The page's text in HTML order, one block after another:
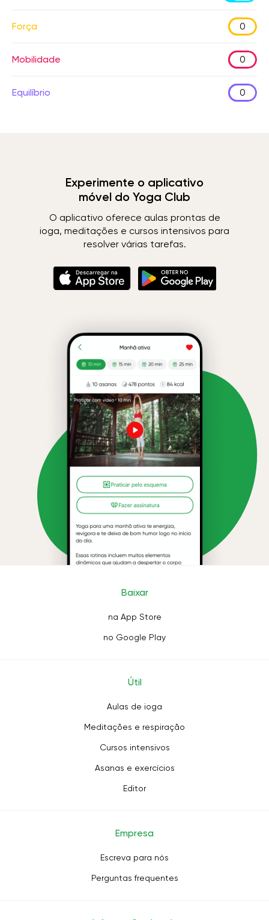
Força 0
Mobilidade 0
Equilíbrio 0
Experimente o aplicativo
móvel do Yoga Club
O aplicativo oferece aulas prontas de
ioga, meditações e cursos intensivos para
resolver várias tarefas.
Baixar
na App Store
no Google Play
Útil
Aulas de ioga
Meditações e respiração
Cursos intensivos
Asanas e exercícios
Editor
Empresa
Escreva para nós
Perguntas frequentes